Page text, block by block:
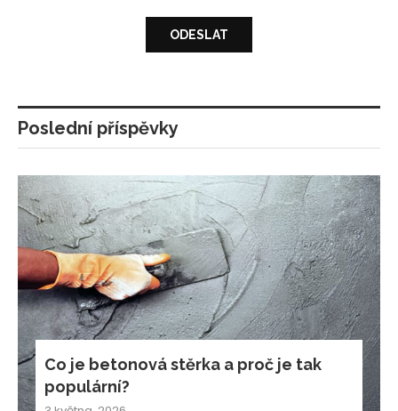
Poslední příspěvky
Co je betonová stěrka a proč je tak
populární?